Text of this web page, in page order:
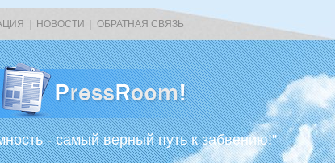
НОВОСТИ ОБРАТНАЯ СВЯЗЬ
- самый верный путь к забвению!”